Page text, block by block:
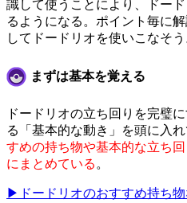
識して使うことにより、ドー
るようになる。ポイント毎に
してドードリオを使いこなそう
まずは基本を覚える
ドードリオの立ち回りを完璧
る「基本的な動き」を頭に入
すめの持ち物や基本的な立ち
にまとめている 。
▶ドードリオのおすすめ持ち